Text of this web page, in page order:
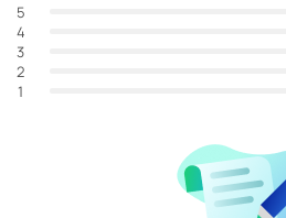
5
4
3
2
1